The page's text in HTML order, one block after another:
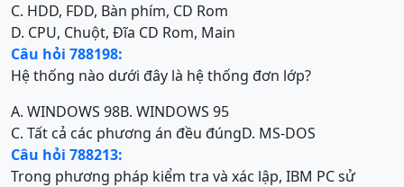
C. HDD, FDD, Bàn phím, CD Rom
D. CPU, Chuột, Đĩa CD Rom, Main
Câu hỏi 788198:
Hệ thống nào dưới đây là hệ thống đơn lớp?
A. WINDOWS 98B. WINDOWS 95
C. Tất cả các phương án đều đúngD. MS-DOS
Câu hỏi 788213:
Trong phương pháp kiểm tra và xác lập, IBM PC sử